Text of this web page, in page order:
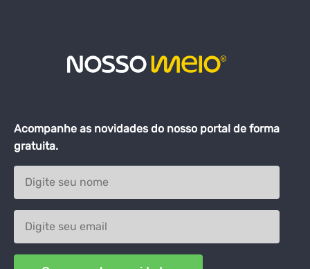
Acompanhe as novidades do nosso portal de forma
gratuita.